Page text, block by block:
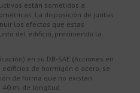
están sometidos a
La disposición de juntas
los efectos que estas
del edificio, previniendo la
en su DB-SAE (Acciones en
de hormigón o acero, se
de forma que no existan
m. de longitud.